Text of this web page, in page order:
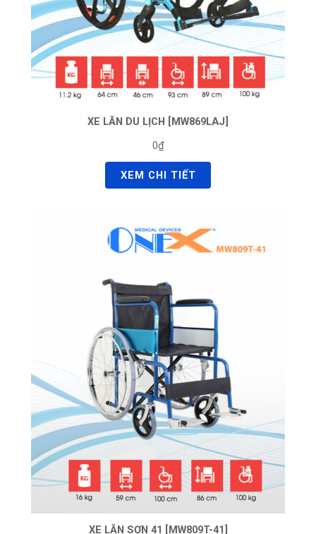
XE LĂN DU LỊCH [MW869LAJ]
0₫
XEM CHI TIẾT
XE LĂN SƠN 41 [MW809T-41]